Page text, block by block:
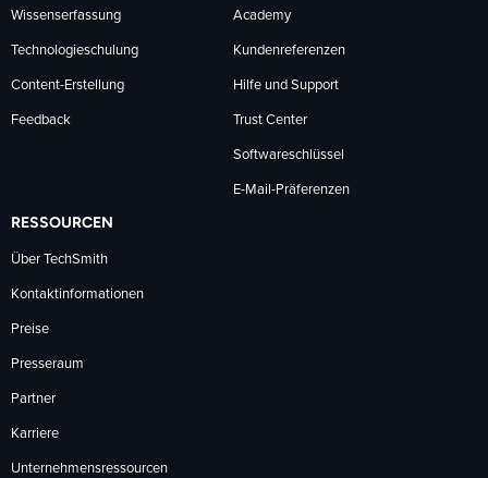
Wissenserfassung
Technologieschulung
Content-Erstellung
Feedback
Academy
Kundenreferenzen
Hilfe und Support
Trust Center
Softwareschlüssel
E-Mail-Präferenzen
RESSOURCEN
Über TechSmith
Kontaktinformationen
Preise
Presseraum
Partner
Karriere
Unternehmensressourcen